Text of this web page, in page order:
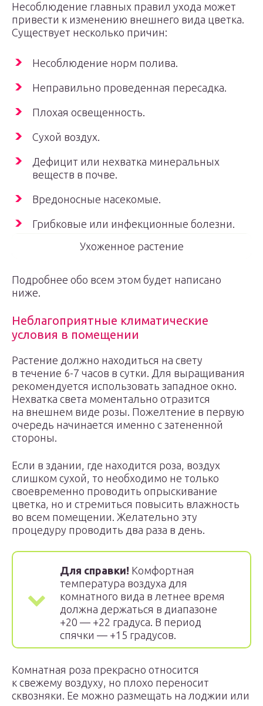
Несоблюдение главных правил ухода может
привести к изменению внешнего вида цветка.
Существует несколько причин:
Несоблюдение норм полива.
Неправильно проведенная пересадка.
Плохая освещенность.
Сухой воздух.
Дефицит или нехватка минеральных
веществ в почве.
Вредоносные насекомые.
Грибковые или инфекционные болезни.
Ухоженное растение
Подробнее обо всем этом будет написано
ниже.
Неблагоприятные климатические
условия в помещении
Растение должно находиться на свету
в течение 6-7 часов в сутки. Для выращивания
рекомендуется использовать западное окно.
Нехватка света моментально отразится
на внешнем виде розы. Пожелтение в первую
очередь начинается именно с затененной
стороны.
Если в здании, где находится роза, воздух
слишком сухой, то необходимо не только
своевременно проводить опрыскивание
цветка, но и стремиться повысить влажность
во всем помещении. Желательно эту
процедуру проводить два раза в день.
Для справки! Комфортная
температура воздуха для
комнатного вида в летнее время
должна держаться в диапазоне
+20 — +22 градуса. В период
спячки — +15 градусов.
Комнатная роза прекрасно относится
к свежему воздуху, но плохо переносит
сквозняки. Ее можно размещать на лоджии или